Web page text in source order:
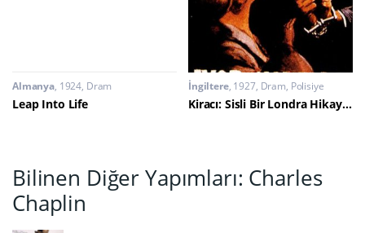
Almanya 1924 Dram
Leap Into Life
İngiltere 1927 Dram, Polisiye
Kiracı: Sisli Bir Londra Hikayesi
Bilinen Diğer Yapımları: Charles
Chaplin